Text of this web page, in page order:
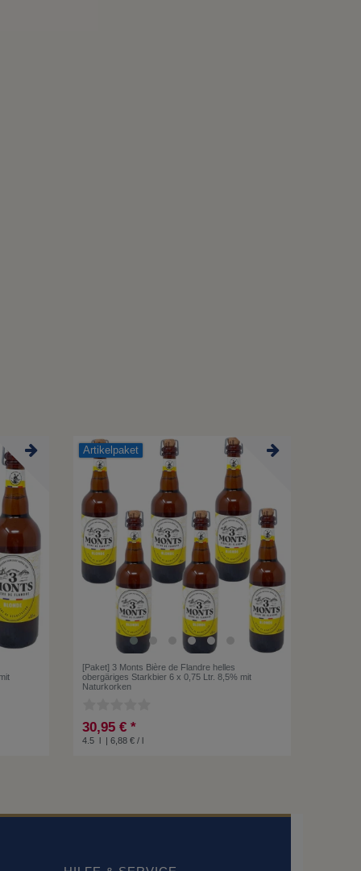
Artikelpaket
[Paket] 3 Monts Bière de Flandre helles
obergäriges Starkbier 6 x 0,75 Ltr. 8,5% mit
Naturkorken
30,95 € *
4.5 | 6,88 € / l